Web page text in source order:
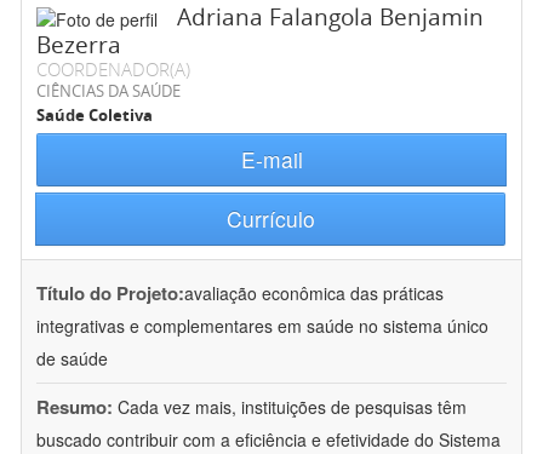
Adriana Falangola Benjamin
Bezerra
COORDENADOR(A)
CIÊNCIAS DA SAÚDE
Saúde Coletiva
E-mail
Currículo
Título do Projeto:avaliação econômica das práticas
integrativas e complementares em saúde no sistema único
de saúde
Resumo: Cada vez mais, instituições de pesquisas têm
buscado contribuir com a eficiência e efetividade do Sistema